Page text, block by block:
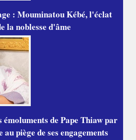
: Mouminatou Kébé, l'éclat
la noblesse d'âme
émoluments de Pape Thiaw par
piège de ses engagements